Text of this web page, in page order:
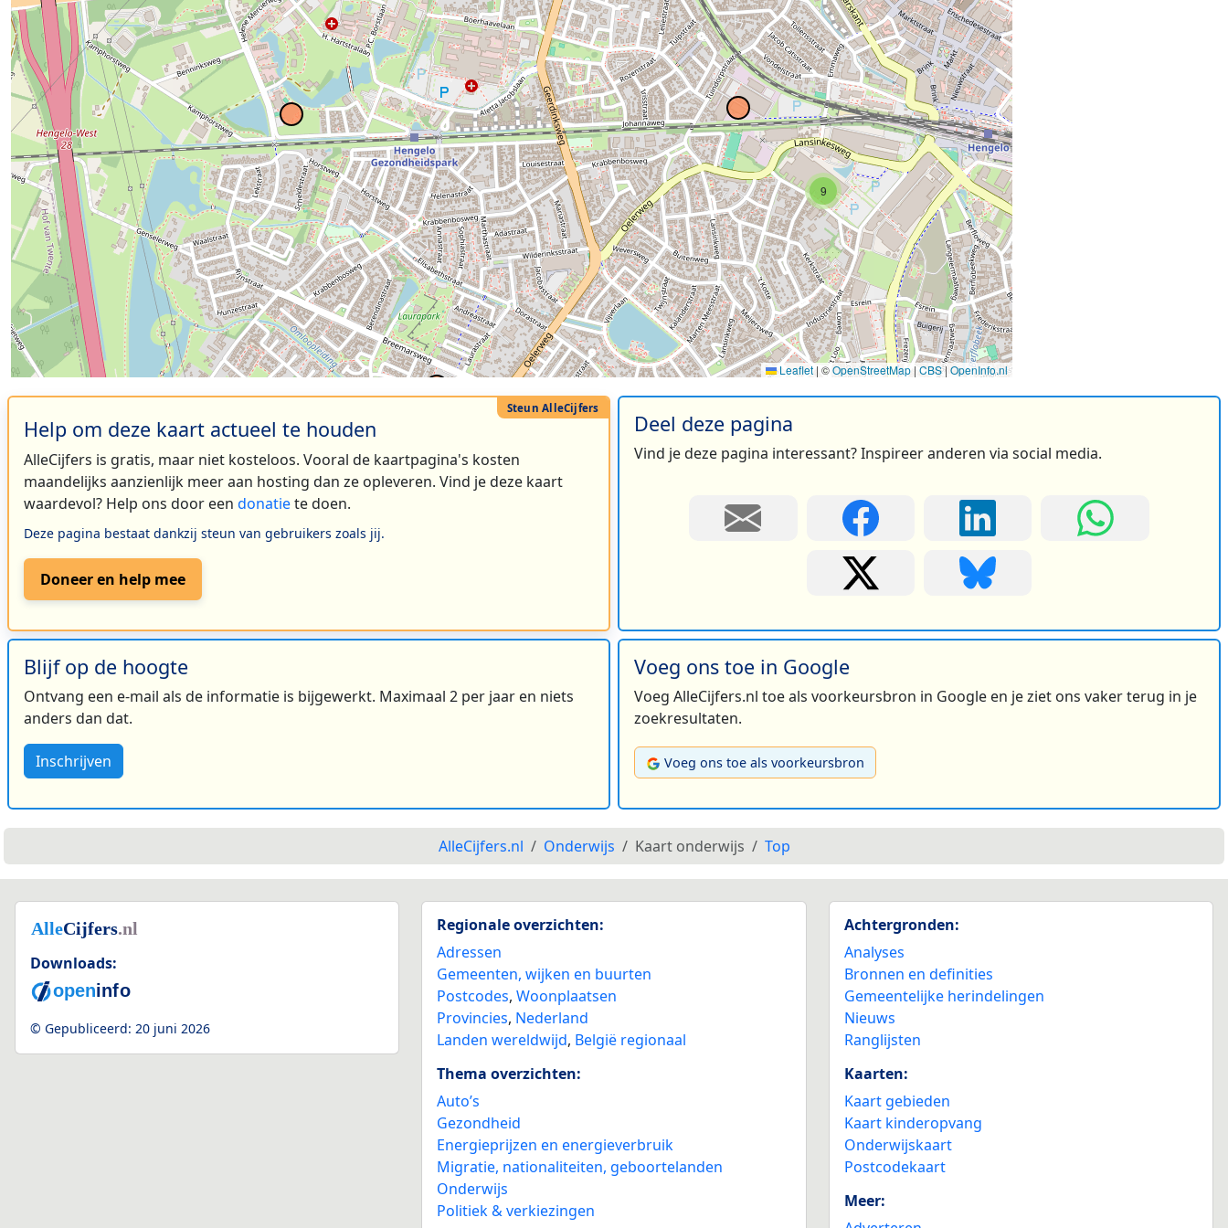
9
Leaflet | ©OpenStreetMap | CBS| OpenInfo.nl
Help om deze kaart actueel te houden
AlleCijfers is gratis, maar niet kosteloos. Vooral de kaartpagina's kosten
maandelijks aanzienlijk meer aan hosting dan ze opleveren. Vind je deze kaart
waardevol? Help ons door een donatiete doen.
Deze pagina bestaat dankzij steun van gebruikers zoals jij.
Doneer en help mee
Deel deze pagina
Vind je deze pagina interessant? Inspireer anderen via social media.
Blijf op de hoogte
Ontvang een e-mail als de informatie is bijgewerkt. Maximaal 2 per jaar en niets
anders dan dat.
Inschrijven
Voeg ons toe in Google
Voeg AlleCijfers.nl toe als voorkeursbron in Google en je ziet ons vaker terug in je
zoekresultaten.
Voeg ons toe als voorkeursbron
AlleCijfers.nl Onderwijs Kaart onderwijs Top
Downloads:
© Gepubliceerd: 20 juni 2026
Regionale overzichten:
Adressen
Gemeenten, wijken en buurten
Postcodes,Woonplaatsen
Provincies, Nederland
Landen wereldwijd, België regionaal
Thema overzichten:
Auto’s
Gezondheid
Energieprijzen en energieverbruik
Migratie, nationaliteiten, geboortelanden
Onderwijs
Politiek & verkiezingen
Achtergronden:
Analyses
Bronnen en definities
Gemeentelijke herindelingen
Nieuws
Ranglijsten
Kaarten:
Kaart gebieden
Kaart kinderopvang
Onderwijskaart
Postcodekaart
Meer: